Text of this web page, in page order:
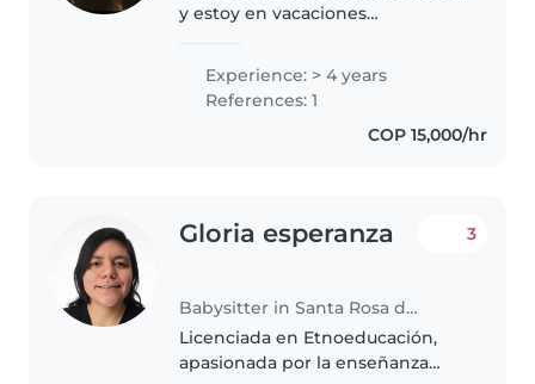
y estoy en vacaciones
primos pequeños, he cuidado de
mis sobrinos desde bebes ya
Experience: > 4 years
References: 1
COP 15,000/hr
Gloria esperanza
Babysitter in Santa Rosa de Cabal
3
Licenciada en Etnoeducación,
apasionada por la enseñanza